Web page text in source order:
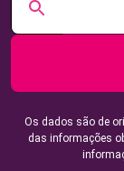
Os dados são de
das informações